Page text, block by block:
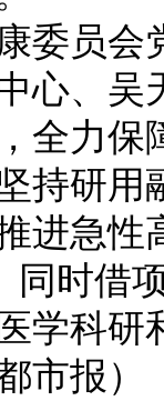
员会
心、
全力
持研
进急
同时借
学科研
报）